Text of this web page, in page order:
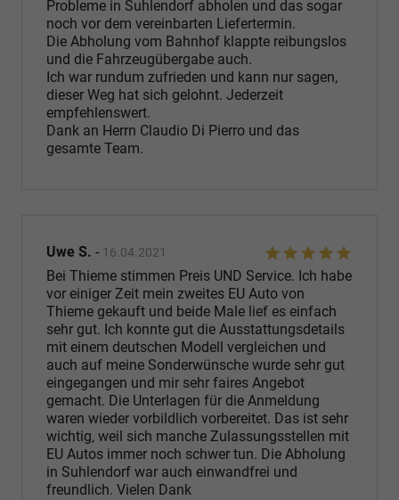
Probleme in Suhlendorf abholen und das sogar
noch vor dem vereinbarten Liefertermin.
Die Abholung vom Bahnhof klappte reibungslos
und die Fahrzeugübergabe auch.
Ich war rundum zufrieden und kann nur sagen,
dieser Weg hat sich gelohnt. Jederzeit
empfehlenswert.
Dank an Herrn Claudio Di Pierro und das
gesamte Team.
Uwe S. - 16.04.2021
Bei Thieme stimmen Preis UND Service. Ich habe
vor einiger Zeit mein zweites EU Auto von
Thieme gekauft und beide Male lief es einfach
sehr gut. Ich konnte gut die Ausstattungsdetails
mit einem deutschen Modell vergleichen und
auch auf meine Sonderwünsche wurde sehr gut
eingegangen und mir sehr faires Angebot
gemacht. Die Unterlagen für die Anmeldung
waren wieder vorbildlich vorbereitet. Das ist sehr
wichtig, weil sich manche Zulassungsstellen mit
EU Autos immer noch schwer tun. Die Abholung
in Suhlendorf war auch einwandfrei und
freundlich. Vielen Dank